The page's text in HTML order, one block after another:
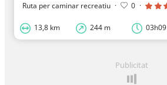
Ruta per caminar recreatiu · 0 ·
13,8 km 244 m 03h09
Publicitat